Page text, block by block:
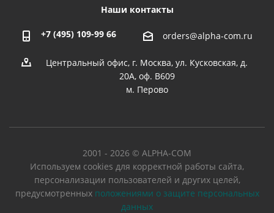
Наши контакты
+7 (495) 109-99 66 orders@alpha-com.ru
Центральный офис, г. Москва, ул. Кусковская, д.
20А, оф. В609
м. Перово
2001 - 2026 © ALPHA-COM
Используем cookies для корректной работы сайта,
персонализации пользователей и других целей,
предусмотренных положениями о защите персональных
данных